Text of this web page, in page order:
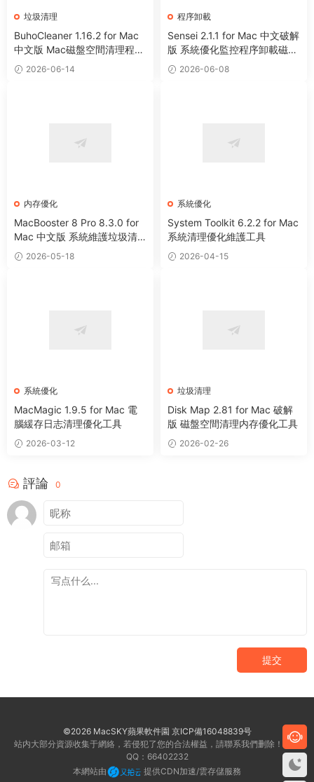
垃圾清理
BuhoCleaner 1.16.2 for Mac
中文版 Mac磁盤空間清理程序
卸載系統優化工具
2026-06-14
程序卸載
Sensei 2.1.1 for Mac 中文破解
版 系統優化監控程序卸載磁盤
清理工具
2026-06-08
内存優化
MacBooster 8 Pro 8.3.0 for
Mac 中文版 系統維護垃圾清
理病毒掃描工具
2026-05-18
系統優化
System Toolkit 6.2.2 for Mac
系統清理優化維護工具
2026-04-15
系統優化
MacMagic 1.9.5 for Mac 電
腦緩存日志清理優化工具
2026-03-12
垃圾清理
Disk Map 2.81 for Mac 破解
版 磁盤空間清理内存優化工具
2026-02-26
評論 0
提交
©2026 MacSKY蘋果軟件園 京ICP備16048839号
站内大部分資源收集于網絡，若侵犯了您的合法權益，請聯系我們删除！客服
QQ：66402232
本網站由
提供CDN加速/雲存儲服務